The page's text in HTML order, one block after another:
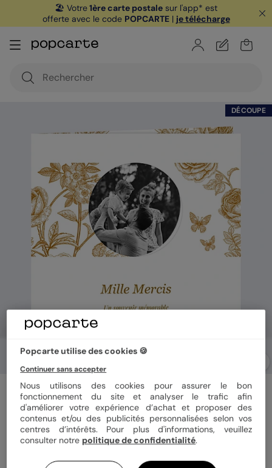
🏖️ Votre1ère carte postale sur l'app* est
offerte avec le code POPCARTE| je télécharge
DÉCOUPE
Carte de remerciement
Découpe Baroque
Format
Popcarte utilise des cookies 🍪
Continuer sans accepter
Nous utilisons des cookies pour assurer le bon
fonctionnement du site et analyser le trafic afin
d'améliorer votre expérience d’achat et proposer des
contenus et/ou des publicités personnalisées selon vos
centres d’intérêts. Pour plus d'informations, veuillez
consulter notre politique de confidentialité.